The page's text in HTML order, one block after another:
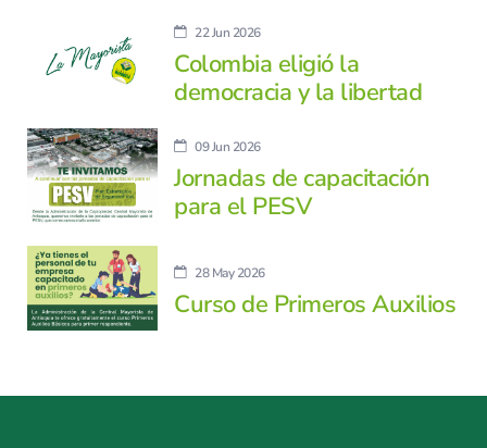
22 Jun 2026
Colombia eligió la
democracia y la libertad
09 Jun 2026
Jornadas de capacitación
para el PESV
28 May 2026
Curso de Primeros Auxilios